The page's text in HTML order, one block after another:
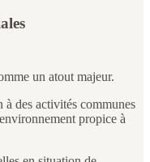
un atout majeur.
des activités communes
propice à